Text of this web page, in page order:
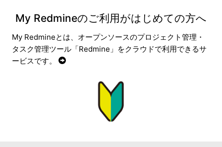
My Redmineのご利用がはじめての方へ
My Redmineとは、オープンソースのプロジェクト管理・
タスク管理ツール「Redmine」をクラウドで利用できるサ
ービスです。